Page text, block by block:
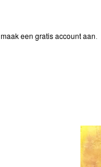
maak een gratis account aan.